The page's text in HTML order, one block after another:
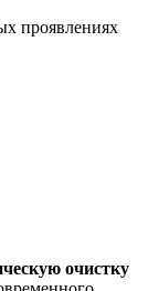
проявлениях
очистку